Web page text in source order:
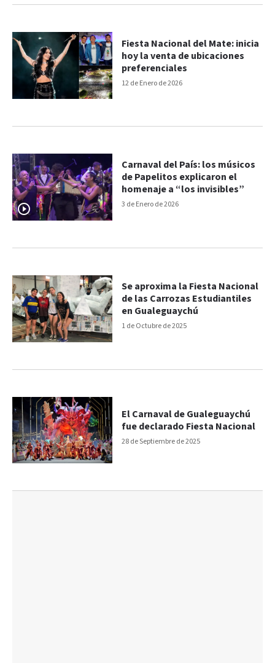
12 de Enero de 2026
Fiesta Nacional del Mate: inicia
hoy la venta de ubicaciones
preferenciales
3 de Enero de 2026
Carnaval del País: los músicos
de Papelitos explicaron el
homenaje a “los invisibles”
1 de Octubre de 2025
Se aproxima la Fiesta Nacional
de las Carrozas Estudiantiles
en Gualeguaychú
28 de Septiembre de 2025
El Carnaval de Gualeguaychú
fue declarado Fiesta Nacional